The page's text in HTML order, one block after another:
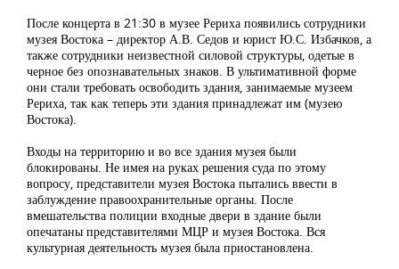
После концерта в 21:30 в музее Рериха появились сотрудники
музея Востока – директор А.В. Седов и юрист Ю.С. Избачков, а
также сотрудники неизвестной силовой структуры, одетые в
черное без опознавательных знаков. В ультимативной форме
они стали требовать освободить здания, занимаемые музеем
Рериха, так как теперь эти здания принадлежат им (музею
Востока).
Входы на территорию и во все здания музея были
блокированы. Не имея на руках решения суда по этому
вопросу, представители музея Востока пытались ввести в
заблуждение правоохранительные органы. После
вмешательства полиции входные двери в здание были
опечатаны представителями МЦР и музея Востока. Вся
культурная деятельность музея была приостановлена.